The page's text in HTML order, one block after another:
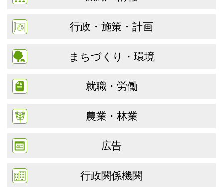
行政・施策・計画
まちづくり・環境
就職・労働
農業・林業
広告
行政関係機関